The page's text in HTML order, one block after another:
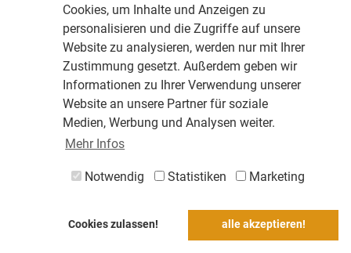
Cookies, um Inhalte und Anzeigen zu
personalisieren und die Zugriffe auf unsere
Website zu analysieren, werden nur mit Ihrer
Zustimmung gesetzt. Außerdem geben wir
Informationen zu Ihrer Verwendung unserer
Website an unsere Partner für soziale
Medien, Werbung und Analysen weiter.
Mehr Infos
Notwendig Statistiken Marketing
Cookies zulassen! alle akzeptieren!